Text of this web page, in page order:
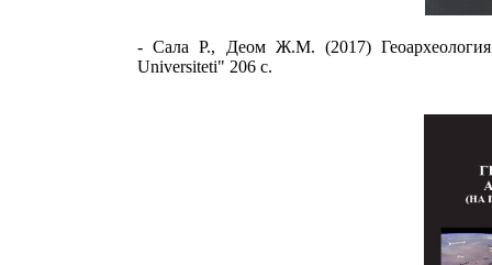
-Сала Р., Деом Ж.М.(2017)
Universiteti" 206 с.